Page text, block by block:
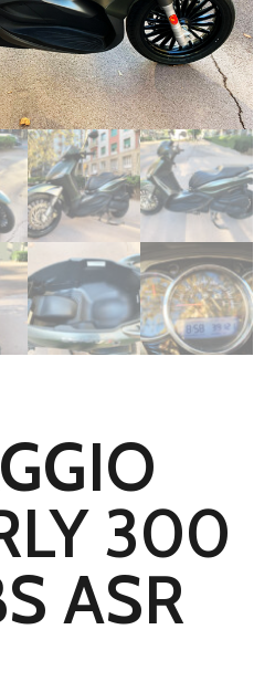
300
ASR